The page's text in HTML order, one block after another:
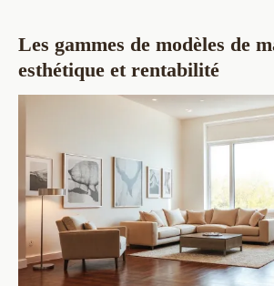
Les gammes de modèles de
esthétique et rentabilité